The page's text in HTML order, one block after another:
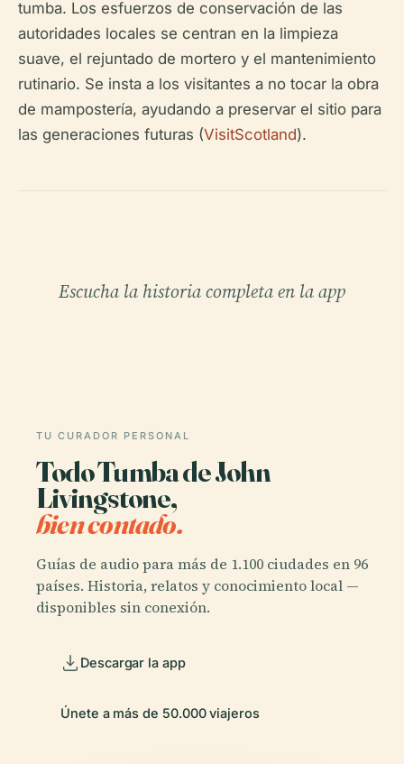
tumba. Los esfuerzos de conservación de las
autoridades locales se centran en la limpieza
suave, el rejuntado de mortero y el mantenimiento
rutinario. Se insta a los visitantes a no tocar la obra
de mampostería, ayudando a preservar el sitio para
las generaciones futuras (VisitScotland).
Escucha la historia completa en la app
TU CURADOR PERSONAL
Todo Tumba de John
Livingstone,
bien contado.
Guías de audio para más de 1.100 ciudades en 96
países. Historia, relatos y conocimiento local —
disponibles sin conexión.
Descargar la app
Únete a más de 50.000 viajeros